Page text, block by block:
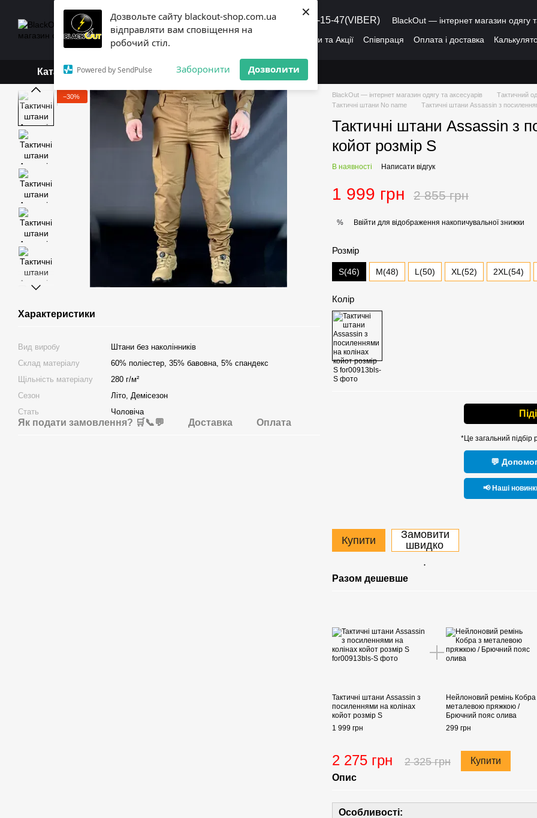
Дозвольте сайту blackout-shop.com.ua
відправляти вам сповіщення на
робочий стіл.
Powered by SendPulse Заборонити Дозволити
×
Перейти до основного контенту
+38 (068) 119-18-19,+38 (095) 486-15-47(VIBER)
BlackOut — інтернет магазин одягу
Каталог
Знижки та Акції Співпраця Оплата і доставка
Каталог
−30%
Характеристики
Вид виробу
Штани без наколінників
Склад матеріалу
60% поліестер, 35% бавовна, 5% спандекс
Щільність матеріалу
280 г/м²
Сезон
Літо, Демісезон
Стать
Чоловіча
Як подати замовлення? 🛒📞💬 Доставка Оплата
BlackOut — інтернет магазин одягу та аксесуарів
Тактичний
Тактичні штани No name
Тактичні штани Assassin з
Тактичні штани Assassin з
койот розмір S
В наявності Написати відгук
1 999 грн 2 855 грн
% Ввійти для відображення накопичувальної знижки
Розмір
S(46) M(48) L(50) XL(52) 2XL(54)
Колір
*Це загальний підбір
💬
📢 Наші
Купити
Замовити
швидко
.
Разом дешевше
Тактичні штани Assassin з
посиленнями на колінах
койот розмір S
1 999 грн
Нейлоновий ремінь Кобра
металевою пряжкою /
Брючний пояс олива
299 грн
2 275 грн 2 325 грн
Купити
Опис
Особливості: